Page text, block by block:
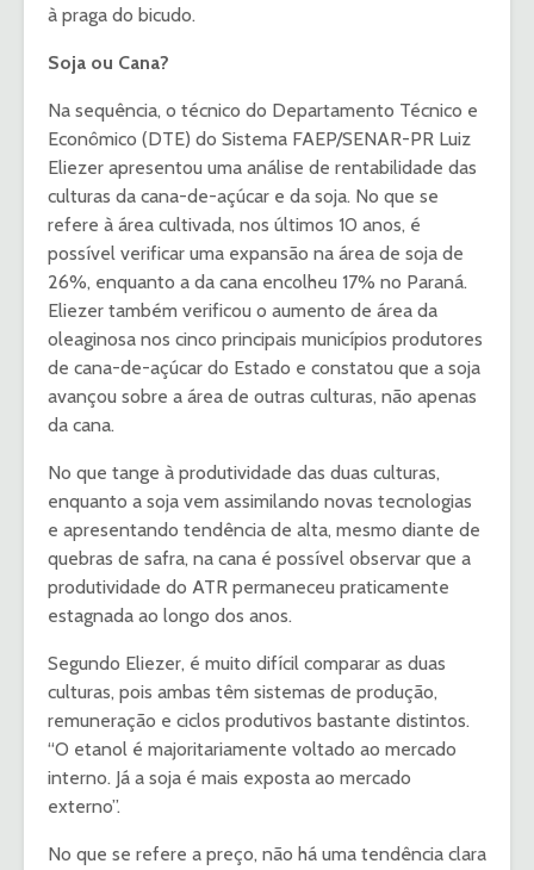
à praga do bicudo.
Soja ou Cana?
Na sequência, o técnico do Departamento Técnico e
Econômico (DTE) do Sistema FAEP/SENAR-PR Luiz
Eliezer apresentou uma análise de rentabilidade das
culturas da cana-de-açúcar e da soja. No que se
refere à área cultivada, nos últimos 10 anos, é
possível verificar uma expansão na área de soja de
26%, enquanto a da cana encolheu 17% no Paraná.
Eliezer também verificou o aumento de área da
oleaginosa nos cinco principais municípios produtores
de cana-de-açúcar do Estado e constatou que a soja
avançou sobre a área de outras culturas, não apenas
da cana.
No que tange à produtividade das duas culturas,
enquanto a soja vem assimilando novas tecnologias
e apresentando tendência de alta, mesmo diante de
quebras de safra, na cana é possível observar que a
produtividade do ATR permaneceu praticamente
estagnada ao longo dos anos.
Segundo Eliezer, é muito difícil comparar as duas
culturas, pois ambas têm sistemas de produção,
remuneração e ciclos produtivos bastante distintos.
“O etanol é majoritariamente voltado ao mercado
interno. Já a soja é mais exposta ao mercado
externo”.
No que se refere a preço, não há uma tendência clara